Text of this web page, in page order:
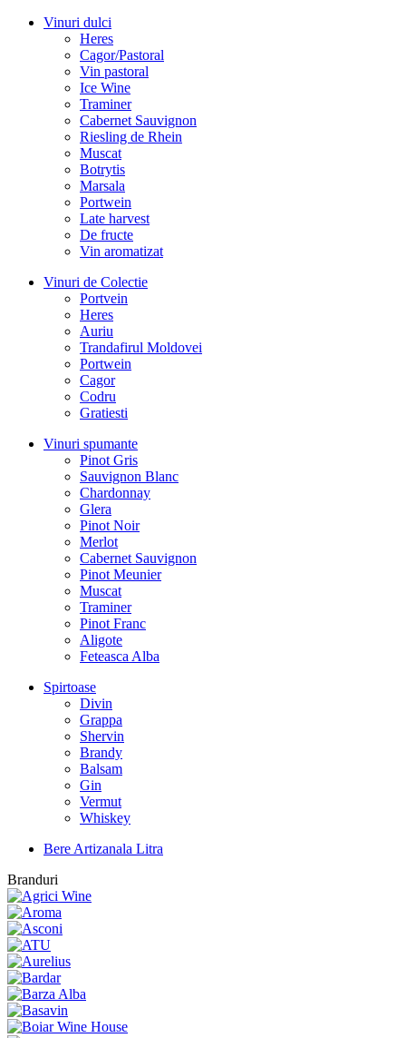
Vinuri dulci
Heres
Cagor/Pastoral
Vin pastoral
Ice Wine
Traminer
Cabernet Sauvignon
Riesling de Rhein
Muscat
Botrytis
Marsala
Portwein
Late harvest
De fructe
Vin aromatizat
Vinuri de Colectie
Portvein
Heres
Auriu
Trandafirul Moldovei
Portwein
Cagor
Codru
Gratiesti
Vinuri spumante
Pinot Gris
Sauvignon Blanc
Chardonnay
Glera
Pinot Noir
Merlot
Cabernet Sauvignon
Pinot Meunier
Muscat
Traminer
Pinot Franc
Aligote
Feteasca Alba
Spirtoase
Divin
Grappa
Shervin
Brandy
Balsam
Gin
Vermut
Whiskey
Bere Artizanala Litra
Branduri